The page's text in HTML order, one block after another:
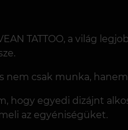
TATTOO, a világ
nem csak munka,
hogy egyedi dizájnt
az egyéniségüket.